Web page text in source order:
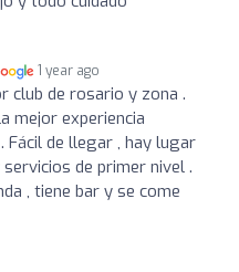
1 year ago
club de rosario y zona .
mejor experiencia
Fácil de llegar , hay lugar
de primer nivel .
, tiene bar y se come